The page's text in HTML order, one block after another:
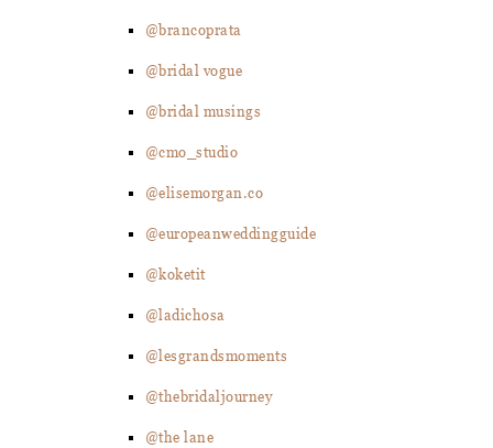
@brancoprata
@bridal vogue
@bridal musings
@cmo_studio
@elisemorgan.co
@europeanweddingguide
@koketit
@ladichosa
@lesgrandsmoments
@thebridaljourney
@the lane